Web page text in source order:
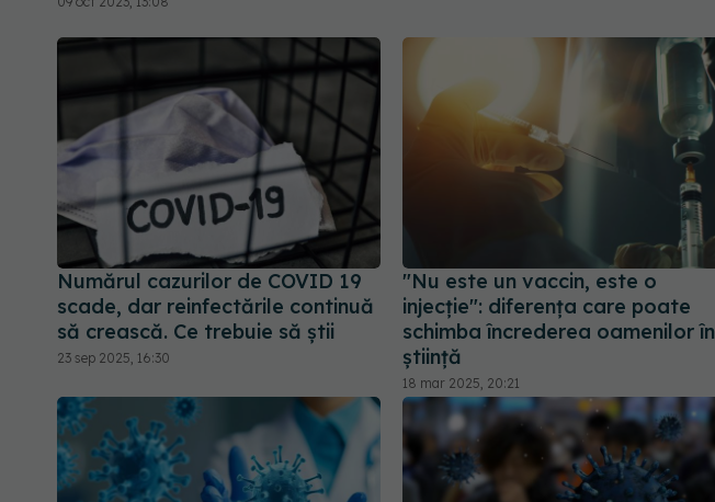
Numărul cazurilor de COVID 19
scade, dar reinfectările continuă
să crească. Ce trebuie să știi
23 sep 2025, 16:30
"Nu este un vaccin, este o
injecție": diferența care poate
schimba încrederea oamenilor în
știință
18 mar 2025, 20:21